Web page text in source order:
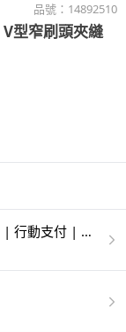
品號： 14892510
型窄刷頭夾縫
行動支付 | 超